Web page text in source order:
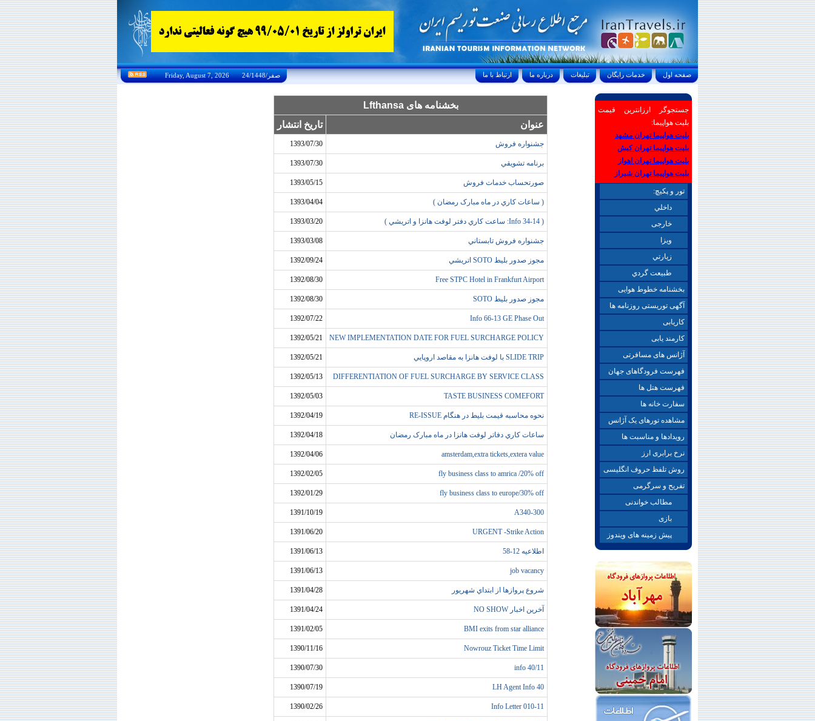
Friday, August 7, 2026 24/صفر/1448 ارتباط با ما درباره ما تبليغات خدمات رايگان صفحه اول
بخشنامه های Lfthansa
عنوان
تاریخ انتشار
جشنواره فروش 1393/07/30
برنامه تشويقي 1393/07/30
صورتحساب خدمات فروش 1393/05/15
( ساعات کاري در ماه مبارک رمضان ) 1393/04/04
( Info 34-14: ساعت کاري دفتر لوفت هانزا و اتريشي ) 1393/03/20
جشنواره فروش تابستاني 1393/03/08
مجوز صدور بليط SOTO اتريشي 1392/09/24
Free STPC Hotel in Frankfurt Airport
1392/08/30
مجوز صدور بليط SOTO 1392/08/30
Info 66-13 GE Phase Out
1392/07/22
NEW IMPLEMENTATION DATE FOR FUEL SURCHARGE POLICY
1392/05/21
SLIDE TRIP با لوفت هانزا به مقاصد اروپايي 1392/05/21
DIFFERENTIATION OF FUEL SURCHARGE BY SERVICE CLASS
1392/05/13
TASTE BUSINESS COMEFORT
1392/05/03
نحوه محاسبه قيمت بليط در هنگام RE-ISSUE 1392/04/19
ساعات کاري دفاتر لوفت هانزا در ماه مبارک رمضان 1392/04/18
amsterdam,extra tickets,extera value
1392/04/06
fly business class to amrica /20% off
1392/02/05
fly business class to europe/30% off
1392/01/29
A340-300
1391/10/19
URGENT -Strike Action
1391/06/20
اطلاعيه 12-58 1391/06/13
job vacancy
1391/06/13
شروع پروازها از ابتداي شهريور 1391/04/28
آخرين اخبار NO SHOW 1391/04/24
BMI exits from star alliance
1391/02/05
Nowrouz Ticket Time Limit
1390/11/16
info 40/11
1390/07/30
LH Agent Info 40
1390/07/19
Info Letter 010-11
1390/02/26
جستجوگر ارزانترین قیمت
بلیت هواپیما:
بلیت هواپیما تهران مشهد
بلیت هواپیما تهران کیش
بلیت هواپیما تهران اهواز
بلیت هواپیما تهران شیراز
تور و پکیچ:
داخلي
خارجی
ويزا
زيارتي
طبيعت گردي
بخشنامه خطوط هوایی
آگهی توریستی روزنامه ها
کاریابی
کارمند یابی
آژانس های مسافرتی
فهرست فرودگاهای جهان
فهرست هتل ها
سفارت خانه ها
مشاهده تورهای یک آژانس
رویدادها و مناسبت ها
نرخ برابری ارز
روش تلفظ حروف انگلیسی
تفریح و سرگرمی
مطالب خواندنی
بازی
پیش زمینه های ویندوز